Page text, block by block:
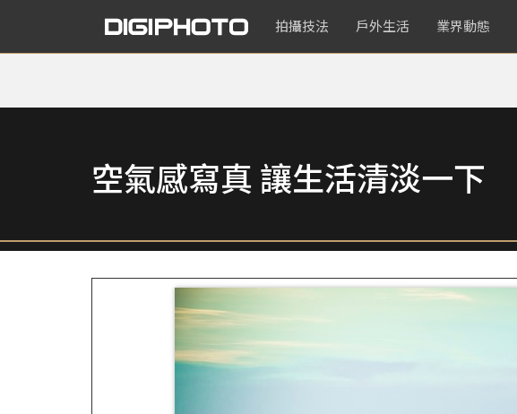
拍攝技法 戶外生活 業界動態
空氣感寫真 讓生活清淡一下